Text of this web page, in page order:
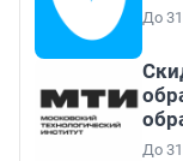
До
До